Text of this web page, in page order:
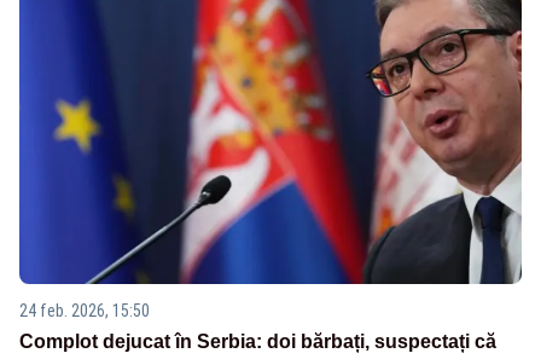
24 feb. 2026, 15:50
Complot dejucat în Serbia: doi bărbați, suspectați că